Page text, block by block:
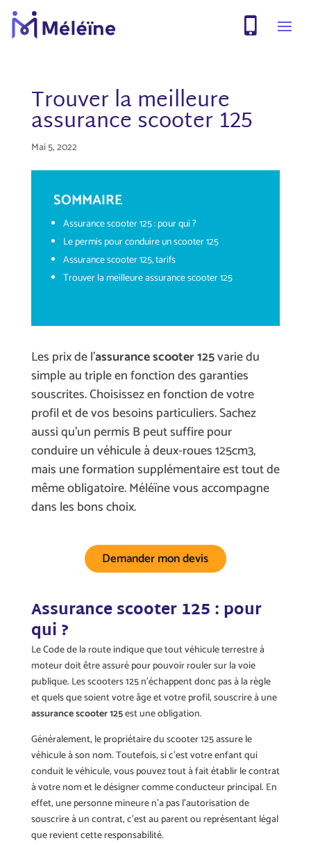
Trouver la meilleure
assurance scooter 125
Mai 5, 2022
Les prix de l’assurance scooter 125varie du
simple au triple en fonction des garanties
souscrites. Choisissez en fonction de votre
profil et de vos besoins particuliers. Sachez
aussi qu’un permis B peut suffire pour
conduire un véhicule à deux-roues 125cm3,
mais une formation supplémentaire est tout de
même obligatoire. Méléïne vous accompagne
dans les bons choix.
SOMMAIRE
Assurance scooter 125 : pour qui ?
Le permis pour conduire un scooter 125
Assurance scooter 125, tarifs
Trouver la meilleure assurance scooter 125
Demander mon devis
Assurance scooter 125 : pour
qui ?
Le Code de la route indique que tout véhicule terrestre à
moteur doit être assuré pour pouvoir rouler sur la voie
publique. Les scooters 125 n’échappent donc pas à la règle
et quels que soient votre âge et votre profil, souscrire à une
assurance scooter 125est une obligation.
Généralement, le propriétaire du scooter 125 assure le
véhicule à son nom. Toutefois, si c’est votre enfant qui
conduit le véhicule, vous pouvez tout à fait établir le contrat
à votre nom et le désigner comme conducteur principal. En
effet, une personne mineure n’a pas l’autorisation de
souscrire à un contrat, c’est au parent ou représentant légal
que revient cette responsabilité.